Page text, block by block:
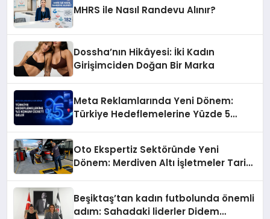
MHRS ile Nasıl Randevu Alınır?
Dossha’nın Hikâyesi: İki Kadın
Girişimciden Doğan Bir Marka
Meta Reklamlarında Yeni Dönem:
Türkiye Hedeflemelerine Yüzde 5
Oto Ekspertiz Sektöründe Yeni
Dönem: Merdiven Altı İşletmeler Tarih
Beşiktaş’tan kadın futbolunda önemli
adım: Sahadaki liderler Didem